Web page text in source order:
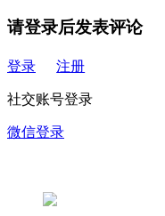
请登录后发表评论
登录 注册
社交账号登录
微信登录